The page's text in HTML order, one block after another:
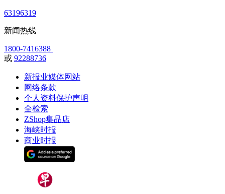
63196319
新闻热线
1800-7416388
或 92288736
新报业媒体网站
网络条款
个人资料保护声明
全检索
ZShop集品店
海峡时报
商业时报